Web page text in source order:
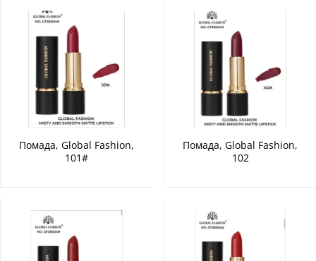
Помада, Global Fashion,
101#
Помада, Global Fashion,
102